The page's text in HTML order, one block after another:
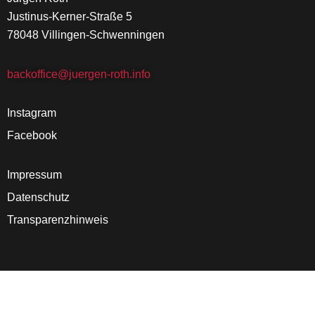
Justinus-Kerner-Straße 5
78048 Villingen-Schwenningen
backoffice@juergen-roth.info
Instagram
Facebook
Impressum
Datenschutz
Transparenzhinweis